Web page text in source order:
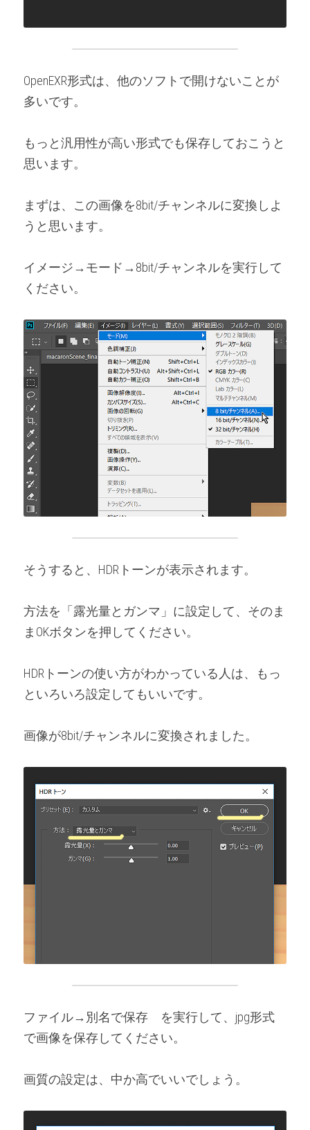
OpenEXR形式は、他のソフトで開けないことが
多いです。
もっと汎用性が高い形式でも保存しておこうと
思います。
まずは、この画像を8bit/チャンネルに変換しよ
うと思います。
イメージ→モード→8bit/チャンネルを実行して
ください。
そうすると、HDRトーンが表示されます。
方法を「露光量とガンマ」に設定して、そのま
まOKボタンを押してください。
HDRトーンの使い方がわかっている人は、もっ
といろいろ設定してもいいです。
画像が8bit/チャンネルに変換されました。
ファイル→別名で保存　を実行して、jpg形式
で画像を保存してください。
画質の設定は、中か高でいいでしょう。